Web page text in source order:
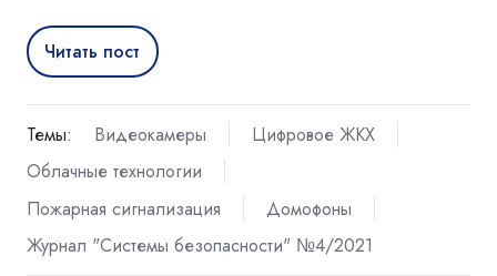
Читать пост
Темы: Видеокамеры
Цифровое ЖКХ
Облачные технологии
Пожарная сигнализация
Домофоны
Журнал "Системы безопасности" №4/2021